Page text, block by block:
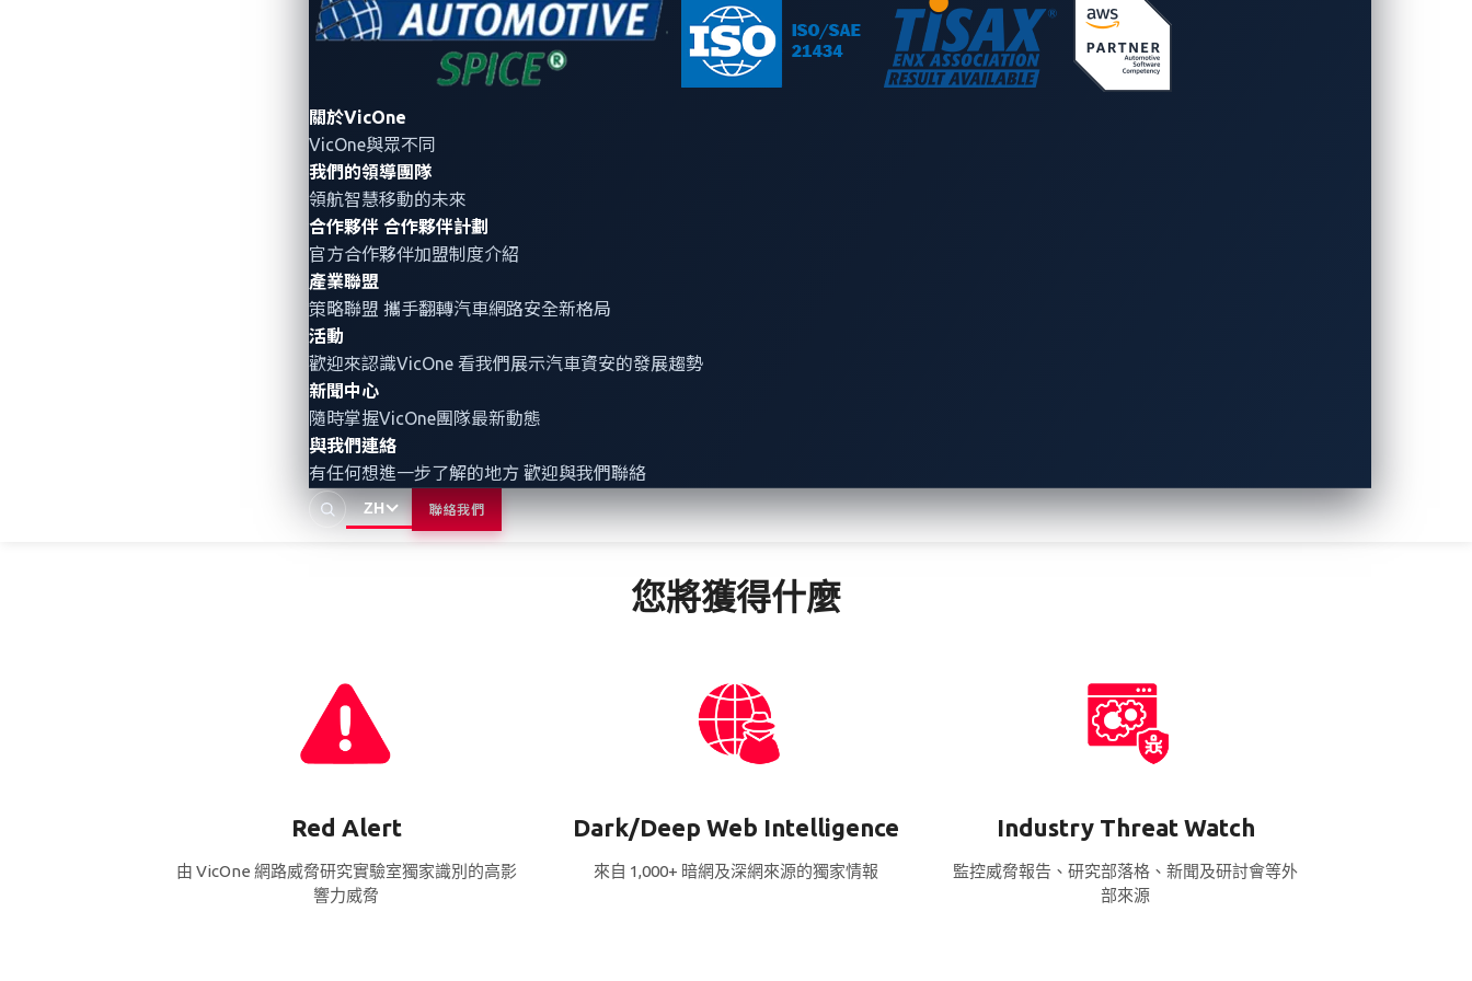
關於VicOne
VicOne與眾不同
我們的領導團隊
領航智慧移動的未來
合作夥伴 合作夥伴計劃
官方合作夥伴加盟制度介紹
產業聯盟
策略聯盟 攜手翻轉汽車網路安全新格局
活動
歡迎來認識VicOne 看我們展示汽車資安的發展趨勢
新聞中心
隨時掌握VicOne團隊最新動態
與我們連絡
有任何想進一步了解的地方 歡迎與我們聯絡
ZH 聯絡我們
您正忙著解決真正的問題，而不是追逐雜訊。這就是我們打造
汽車網路安全專業人士精選關鍵威脅洞察，讓您能提前行動——搶在新聞之前、搶在損害發生之前。
由網路威脅研究實驗室專家親手策劃
免費每週摘要，人人可訂閱
您將獲得什麼
Red Alert
由 VicOne 網路威脅研究實驗室獨家識別的高影
響力威脅
Dark/Deep Web Intelligence
來自 1,000+ 暗網及深網來源的獨家情報
Industry Threat Watch
監控威脅報告、研究部落格、新聞及研討會等外
部來源